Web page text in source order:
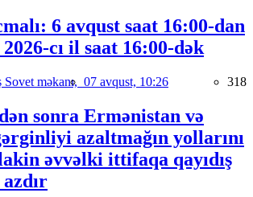
6 avqust saat 16:00-dan
cı il saat 16:00-dək
məkanı, 07 avqust, 10:26 318
sonra Ermənistan və
azaltmağın yollarını
əvvəlki ittifaqa qayıdış